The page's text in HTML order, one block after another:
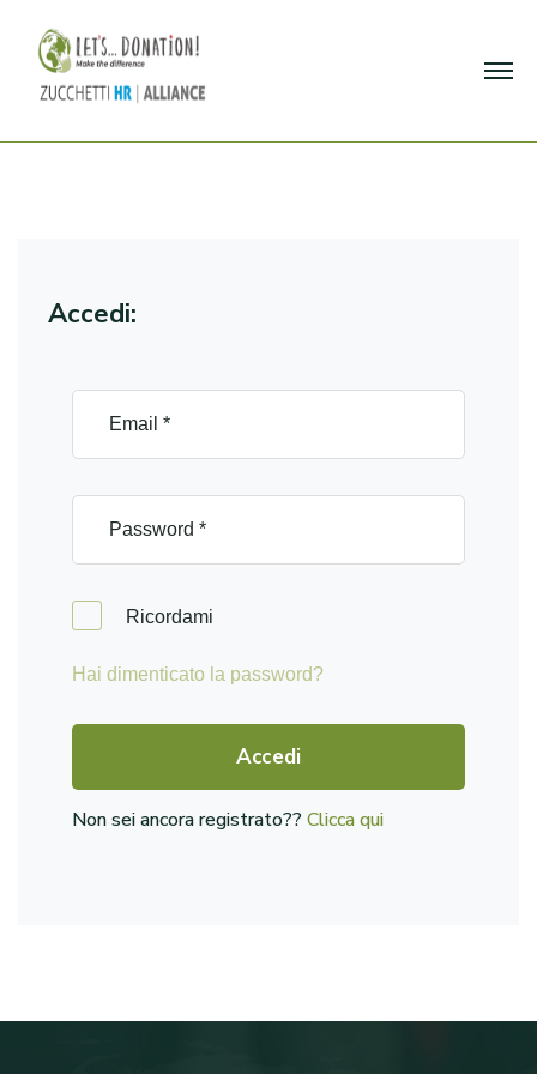
Accedi:
Ricordami
Hai dimenticato la password?
Accedi
Non sei ancora registrato??Clicca qui